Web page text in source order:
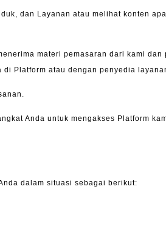
dan Layanan atau melihat konten
materi pemasaran dari kami
Platform atau dengan penyedia
Anda untuk mengakses Platform
dalam situasi sebagai berikut: